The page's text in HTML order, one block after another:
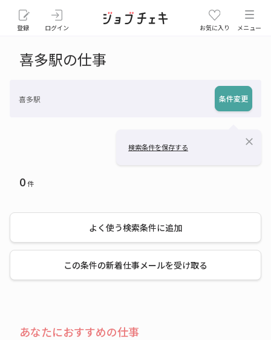
登録 ログイン お気に入り メニュー
喜多駅の仕事
喜多駅 条件変更
検索条件を保存する close
0件
よく使う検索条件に追加
この条件の新着仕事メールを受け取る
あなたにおすすめの仕事